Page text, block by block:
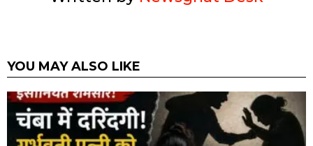
YOU MAY ALSO LIKE